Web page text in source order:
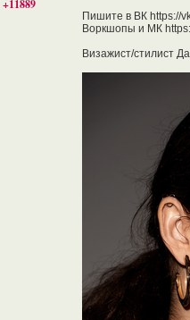
+11889
Пишите в ВК https://
Воркшопы и МК
Визажист/стилист